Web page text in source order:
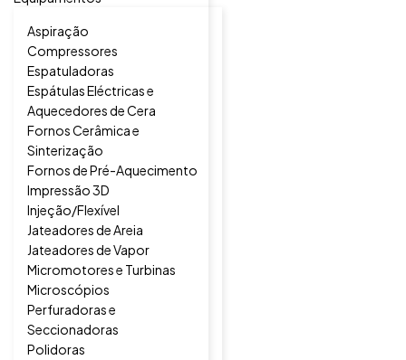
Aspiração
Compressores
Espatuladoras
Espátulas Eléctricas e
Aquecedores de Cera
Fornos Cerâmica e
Sinterização
Fornos de Pré-Aquecimento
Impressão 3D
Injeção/Flexível
Jateadores de Areia
Jateadores de Vapor
Micromotores e Turbinas
Microscópios
Perfuradoras e
Seccionadoras
Polidoras